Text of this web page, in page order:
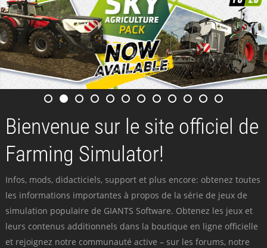
Bienvenue sur le site officiel de
Farming Simulator!
Infos, mods, didacticiels, support et plus encore: obtenez toutes
les informations importantes à propos de la série de jeux de
simulation populaire de GIANTS Software. Obtenez les jeux et
leurs contenus additionnels dans la boutique en ligne officielle
et rejoignez notre communauté active – sur les forums, notre